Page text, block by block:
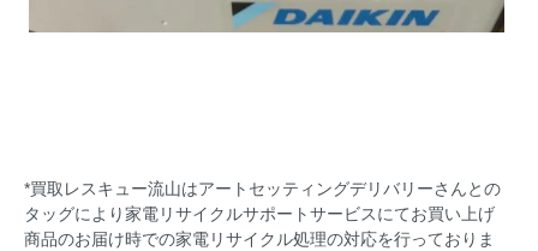
*買取レスキュー流山はアートセッティングデリバリーさんとの
タッグにより家電リサイクルサポートサービスにてお買い上げ
商品のお届け時での家電リサイクル処理の対応を行っておりま